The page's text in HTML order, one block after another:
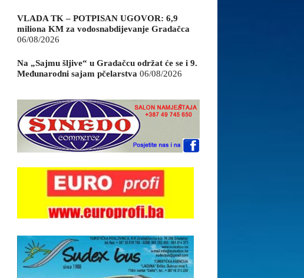
VLADA TK – POTPISAN UGOVOR: 6,9
miliona KM za vodosnabdijevanje Gradačca
06/08/2026
Na „Sajmu šljive“ u Gradačcu održat će se i 9.
Međunarodni sajam pčelarstva 06/08/2026